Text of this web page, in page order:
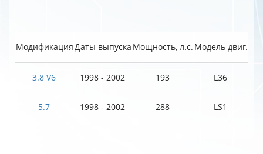
МодификацияДаты выпуска Мощность, л.с. Модель двиг.
3.8 V6 1998 - 2002 193 L36
5.7 1998 - 2002 288 LS1